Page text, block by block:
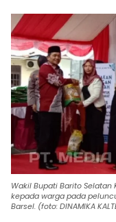
Wakil Bupati Barito
kepada warga pada
Barsel. (foto: DINAMIKA